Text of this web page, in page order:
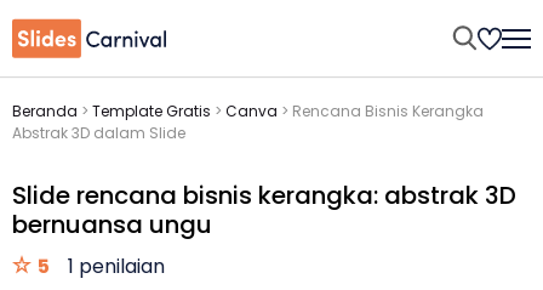
Beranda > Template Gratis > Canva > Rencana Bisnis Kerangka
Abstrak 3D dalam Slide
Slide rencana bisnis kerangka: abstrak 3D
bernuansa ungu
5 1 penilaian